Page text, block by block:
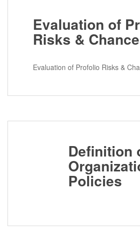
Evaluation of
Risks &
Evaluation of Profolio Risks &
Definition
Policies